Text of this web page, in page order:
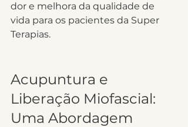
dor e melhora da qualidade de
vida para os pacientes da Super
Terapias.
Acupuntura e
Liberação Miofascial:
Uma Abordagem